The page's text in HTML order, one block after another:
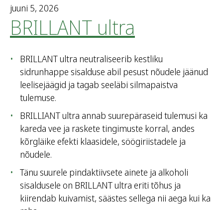
juuni 5, 2026
BRILLANT ultra
BRILLANT ultra neutraliseerib kestliku
sidrunhappe sisalduse abil pesust nõudele jäänud
leelisejäägid ja tagab seeläbi silmapaistva
tulemuse.
BRILLIANT ultra annab suurepäraseid tulemusi ka
kareda vee ja raskete tingimuste korral, andes
kõrgläike efekti klaasidele, söögiriistadele ja
nõudele.
Tänu suurele pindaktiivsete ainete ja alkoholi
sisaldusele on BRILLANT ultra eriti tõhus ja
kiirendab kuivamist, säästes sellega nii aega kui ka